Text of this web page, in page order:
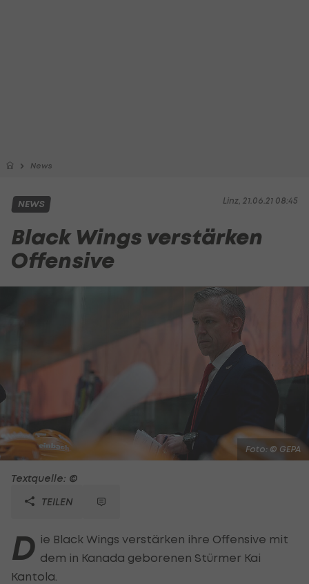
News
Linz, 21.06.21 08:45
NEWS
Black Wings verstärken
Offensive
Foto: © GEPA
Textquelle: ©
TEILEN
D ie Black Wings verstärken ihre Offensive mit
dem in Kanada geborenen Stürmer Kai
Kantola.